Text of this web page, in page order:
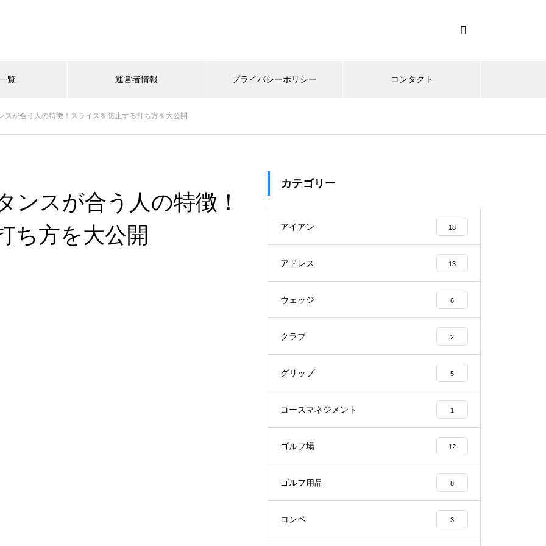
覧 運営者情報 プライバシーポリシー コンタクト
スが合う人の特徴！スライスを防止する打ち方を大公開
ンスが合う人の特徴！
ち方を大公開
カテゴリー
アイアン 18
アドレス 13
ウェッジ 6
クラブ 2
グリップ 5
コースマネジメント 1
ゴルフ場 12
ゴルフ用品 8
コンペ 3